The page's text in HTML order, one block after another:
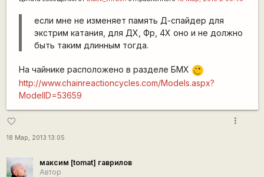
если мне не изменяет память Д-спайдер для
экстрим катания, для ДХ, Фр, 4Х оно и не должно
быть таким длинным тогда.
На чайнике расположено в разделе БМХ
;)
http://www.chainreactioncycles.com/Models.aspx?
ModelID=53659
favorite_border
18 Мар, 2013 13:05
more_vert
максим [tomat] гаврилов
Автор